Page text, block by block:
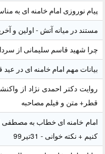
پیام نوروزی امام خامنه ای به
مستند در میانه آتش - اولین و
چرا شهید قاسم سلیمانی از
بیانات مهم امام خامنه ای در
روایت دکتر احمدی نژاد از
قطر+ متن و فیلم مصاحبه
امام خامنه ای خطاب به
کنیم + نکته خوانی - 31تیر99